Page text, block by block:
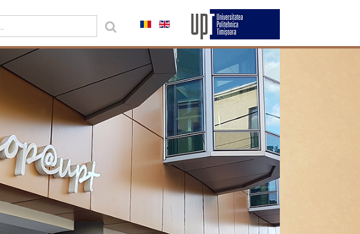
0,00 lei
Contul meu